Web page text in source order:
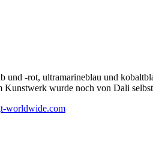
und -rot, ultramarineblau und
wurde noch von Dali
worldwide.com